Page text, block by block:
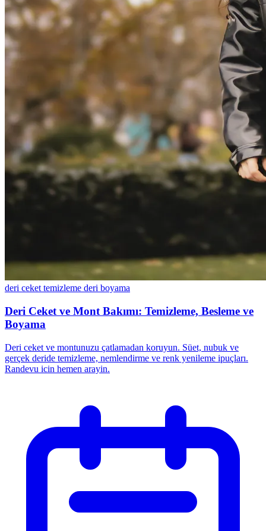
deri ceket temizleme deri boyama
Deri Ceket ve Mont Bakımı: Temizleme, Besleme ve
Boyama
Deri ceket ve montunuzu çatlamadan koruyun. Süet, nubuk ve
gerçek deride temizleme, nemlendirme ve renk yenileme ipuçları.
Randevu icin hemen arayin.